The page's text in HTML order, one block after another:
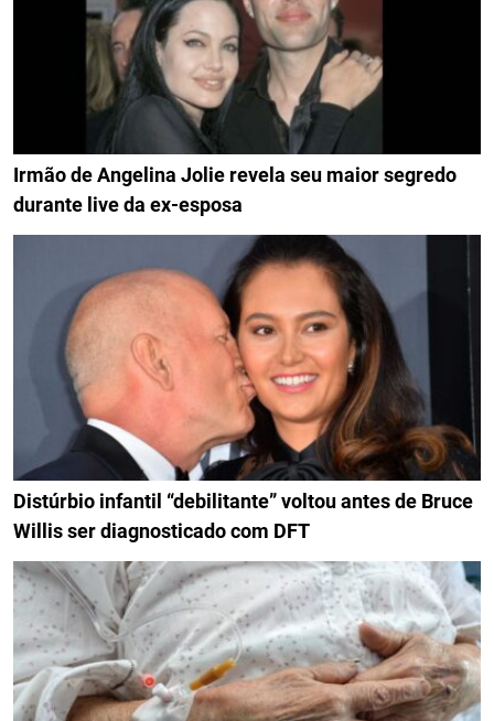
Irmão de Angelina Jolie revela seu maior segredo
durante live da ex-esposa
Distúrbio infantil “debilitante” voltou antes de Bruce
Willis ser diagnosticado com DFT